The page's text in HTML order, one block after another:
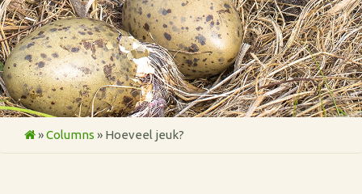
»Columns » Hoeveel jeuk?